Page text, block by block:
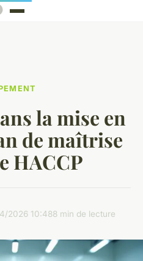
la mise en
de maîtrise
HACCP
2026 10:488 min de lecture